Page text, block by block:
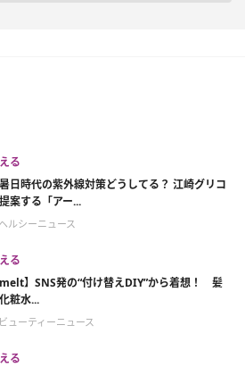
る
日時代の紫外線対策どうしてる？ 江崎グリコ
案する「アー...
ルシーニュース
る
melt】SNS発の“付け替えDIY”から着想！ 髪
粧水...
ューティーニュース
る